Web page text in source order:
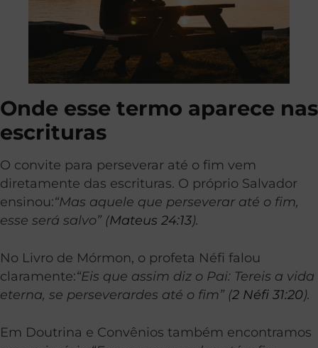
Onde esse termo aparece nas
escrituras
O convite para perseverar até o fim vem
diretamente das escrituras. O próprio Salvador
ensinou:“Mas aquele que perseverar até o fim,
esse será salvo” (Mateus 24:13).
No Livro de Mórmon, o profeta Néfi falou
claramente:“Eis que assim diz o Pai: Tereis a vida
eterna, se perseverardes até o fim” (2 Néfi 31:20).
Em Doutrina e Convênios também encontramos